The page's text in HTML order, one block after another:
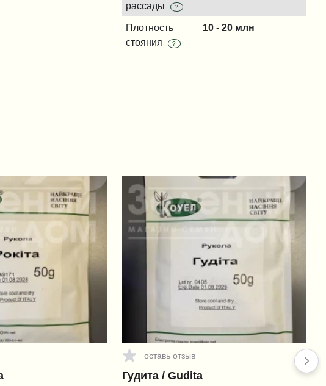
рассады
?
Плотность
стояния
?
10 - 20 млн
оставь отзыв
Гудита / Gudita